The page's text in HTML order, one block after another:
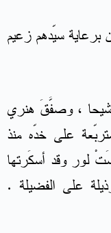
سيّدهم زعيم
، وصفَّقَ هنري
على خدّه منذ
لور وقد أسكَرتها
على الفضيلة .